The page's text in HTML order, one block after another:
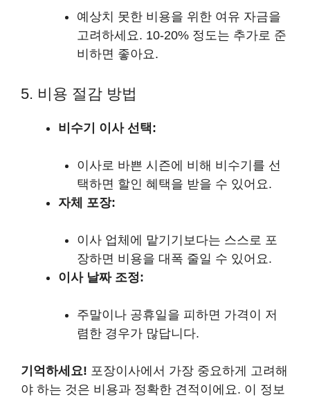
예상치 못한 비용을 위한 여유 자금을
고려하세요. 10-20% 정도는 추가로 준
비하면 좋아요.
5. 비용 절감 방법
비수기 이사 선택:
이사로 바쁜 시즌에 비해 비수기를 선
택하면 할인 혜택을 받을 수 있어요.
자체 포장:
이사 업체에 맡기기보다는 스스로 포
장하면 비용을 대폭 줄일 수 있어요.
이사 날짜 조정:
주말이나 공휴일을 피하면 가격이 저
렴한 경우가 많답니다.
기억하세요! 포장이사에서 가장 중요하게 고려해
야 하는 것은 비용과 정확한 견적이에요. 이 정보